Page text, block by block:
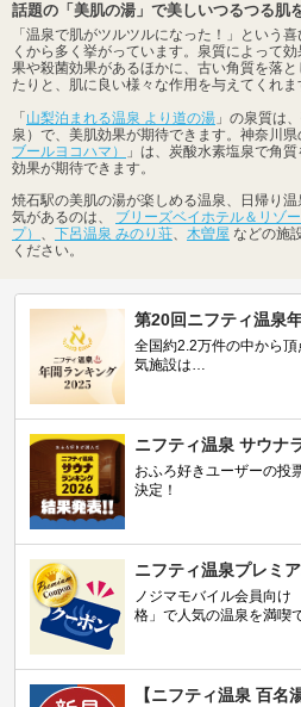
話題の「美肌の湯」で美しいつるつる肌
「温泉で肌がツルツルになった！」という
くから多く挙がっています。泉質によって
果や殺菌効果があるほかに、古い角質を落
たりと、肌に良い様々な作用を与えてくれま
「山梨泊まれる温泉 より道の湯 」の泉質は
泉）で、美肌効果が期待できます。神奈川県
ブールヨコハマ）
」は、炭酸水素塩泉で角
効果が期待できます。
焼石駅の美肌の湯が楽しめる温泉、日帰り
気があるのは、 ブリーズベイホテル＆リゾ
プ）
下呂温泉 みのり荘 木曽屋 などの施
ください。
第20回ニフティ温泉
全国約2.2万件の中から
気施設は…
ニフティ温泉 サウナ
おふろ好きユーザーの投
決定！
ニフティ温泉プレミ
ノジマモバイル会員向
格」で人気の温泉を満喫
【ニフティ温泉 百名